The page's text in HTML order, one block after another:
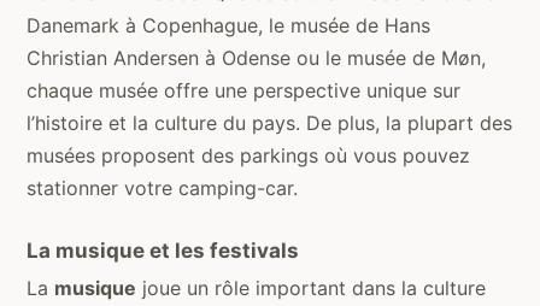
Danemark à Copenhague, le musée de Hans
Christian Andersen à Odense ou le musée de Møn,
chaque musée offre une perspective unique sur
l’histoire et la culture du pays. De plus, la plupart des
musées proposent des parkings où vous pouvez
stationner votre camping-car.
La musique et les festivals
La musique joue un rôle important dans la culture